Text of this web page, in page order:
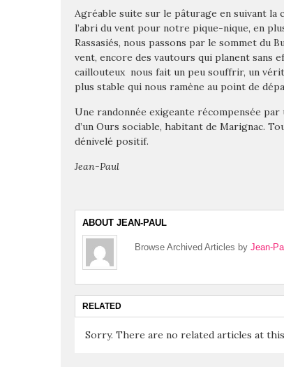
Agréable suite sur le pâturage en suivant
l’abri du vent pour notre pique-nique, en
Rassasiés, nous passons par le sommet du
vent, encore des vautours qui planent sans
caillouteux nous fait un peu souffrir, un
plus stable qui nous ramène au point de
Une randonnée exigeante récompensée
d’un Ours sociable, habitant de Marignac.
dénivelé positif.
Jean-Paul
ABOUT JEAN-PAUL
Browse Archived Articles by Jean-
RELATED
Sorry. There are no related articles at